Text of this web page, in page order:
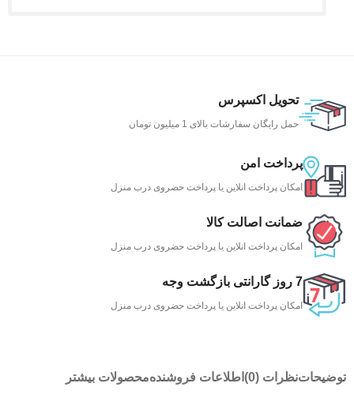
تحویل اکسپرس
حمل رایگان سفارشات بالای 1 میلیون تومان
پرداخت امن
امکان پرداخت انلاین یا پرداخت حضروی درب منزل
ضمانت اصالت کالا
امکان پرداخت انلاین یا پرداخت حضروی درب منزل
7 روز گارانتی بازگشت وجه
امکان پرداخت انلاین یا پرداخت حضروی درب منزل
توضیحاتنظرات (0) اطلاعات فروشندهمحصولات بیشتر